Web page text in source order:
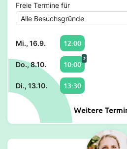
Freie Termine für
Mi., 16.9. 12:00
Do., 8.10. 10:00
2
Di., 13.10. 13:30
Weitere